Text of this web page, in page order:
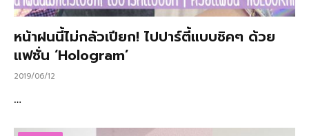
หน้าฝนนี้ไม่กลัวเปียก! ไปปาร์ตี้แบบชิคๆ ด้วย
แฟชั่น ‘Hologram’
2019/06/12
…